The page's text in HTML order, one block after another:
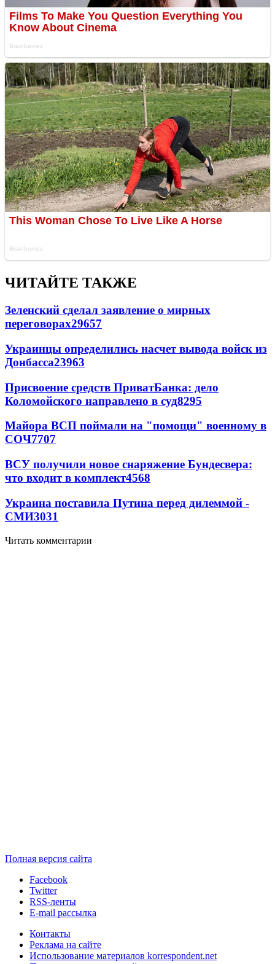
ЧИТАЙТЕ ТАКЖЕ
Зеленский сделал заявление о мирных
переговорах29657
Украинцы определились насчет вывода войск из
Донбасса23963
Присвоение средств ПриватБанка: дело
Коломойского направлено в суд8295
Майора ВСП поймали на "помощи" военному в
СОЧ7707
ВСУ получили новое снаряжение Бундесвера:
что входит в комплект4568
Украина поставила Путина перед дилеммой -
СМИ3031
Читать комментарии
Полная версия сайта
Facebook
Twitter
RSS-ленты
E-mail рассылка
Контакты
Реклама на сайте
Использование материалов korrespondent.net